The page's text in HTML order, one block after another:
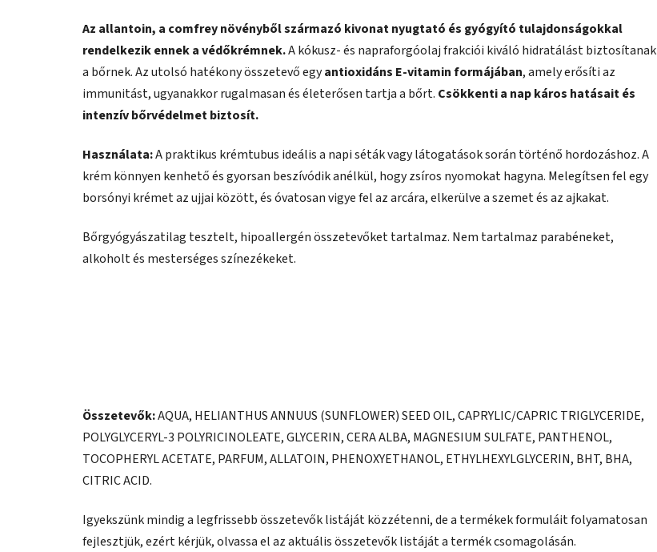
Az allantoin, a comfrey növényből származó kivonat nyugtató és gyógyító tulajdonságokkal
rendelkezik ennek a védőkrémnek.A kókusz- és napraforgóolaj frakciói kiváló hidratálást biztosítanak
a bőrnek. Az utolsó hatékony összetevő egyantioxidáns E-vitamin formájában, amely erősíti az
immunitást, ugyanakkor rugalmasan és életerősen tartja a bőrt. Csökkenti a nap káros hatásait és
intenzív bőrvédelmet biztosít.
Használata:A praktikus krémtubus ideális a napi séták vagy látogatások során történő hordozáshoz. A
krém könnyen kenhető és gyorsan beszívódik anélkül, hogy zsíros nyomokat hagyna. Melegítsen fel egy
borsónyi krémet az ujjai között, és óvatosan vigye fel az arcára, elkerülve a szemet és az ajkakat.
Bőrgyógyászatilag tesztelt, hipoallergén összetevőket tartalmaz. Nem tartalmaz parabéneket,
alkoholt és mesterséges színezékeket.
Összetevők:AQUA, HELIANTHUS ANNUUS (SUNFLOWER) SEED OIL, CAPRYLIC/CAPRIC TRIGLYCERIDE,
POLYGLYCERYL-3 POLYRICINOLEATE, GLYCERIN, CERA ALBA, MAGNESIUM SULFATE, PANTHENOL,
TOCOPHERYL ACETATE, PARFUM, ALLATOIN, PHENOXYETHANOL, ETHYLHEXYLGLYCERIN, BHT, BHA,
CITRIC ACID.
Igyekszünk mindig a legfrissebb összetevők listáját közzétenni, de a termékek formuláit folyamatosan
fejlesztjük, ezért kérjük, olvassa el az aktuális összetevők listáját a termék csomagolásán.